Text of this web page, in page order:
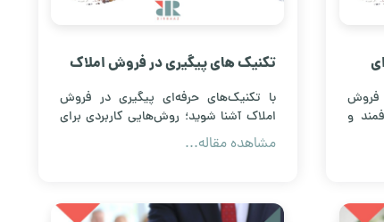
فروش
و
و
تکنیک های پیگیری در فروش املاک
که فروش را دو برابر می کند
با تکنیک‌های حرفه‌ای پیگیری در فروش
املاک آشنا شوید؛ روش‌هایی کاربردی برای
حفظ ارتباط با مشتری، افزایش اعتماد و دو
مشاهده مقاله...